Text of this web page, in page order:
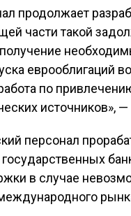
продолжает
части такой
еврооблигаций
по
источников»,
персонал
в случае